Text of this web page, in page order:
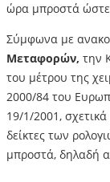
ώρα μπροστά ώστε
Σύμφωνα με
Μεταφορών, την
του μέτρου της
2000/84 του
19/1/2001, σχετικά
δείκτες των
μπροστά, δηλαδή